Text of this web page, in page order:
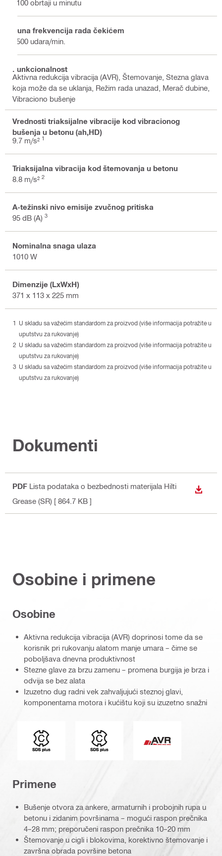
1100 obrtaji u minutu
Puna frekvencija rada čekićem
4500 udara/min.
Funkcionalnost
Aktivna redukcija vibracija (AVR), Štemovanje, Stezna glava
koja može da se uklanja, Režim rada unazad, Merač dubine,
Vibraciono bušenje
Vrednosti triaksijalne vibracije kod vibracionog
bušenja u betonu (ah,HD)
9.7 m/s² 1
Triaksijalna vibracija kod štemovanja u betonu
8.8 m/s² 2
A-težinski nivo emisije zvučnog pritiska
95 dB (A) 3
Nominalna snaga ulaza
1010 W
Dimenzije (LxWxH)
371 x 113 x 225 mm
U skladu sa važećim standardom za proizvod (više informacija potražite u
uputstvu za rukovanje)
U skladu sa važećim standardom za proizvod (više informacija potražite u
uputstvu za rukovanje)
U skladu sa važećim standardom za proizvod (više informacija potražite u
uputstvu za rukovanje)
Dokumenti
PDF Lista podataka o bezbednosti materijala Hilti
Grease (SR) [ 864.7 KB ]
Osobine i primene
Osobine
Aktivna redukcija vibracija (AVR) doprinosi tome da se
korisnik pri rukovanju alatom manje umara – čime se
poboljšava dnevna produktivnost
Stezne glave za brzu zamenu – promena burgija je brza i
odvija se bez alata
Izuzetno dug radni vek zahvaljujući steznoj glavi,
komponentama motora i kućištu koji su izuzetno snažni
Prihvat Tip stezne glave alata
Primene
Bušenje otvora za ankere, armaturnih i probojnih rupa u
betonu i zidanim površinama – mogući raspon prečnika
4–28 mm; preporučeni raspon prečnika 10–20 mm
Štemovanje u cigli i blokovima, korektivno štemovanje i
završna obrada površine betona